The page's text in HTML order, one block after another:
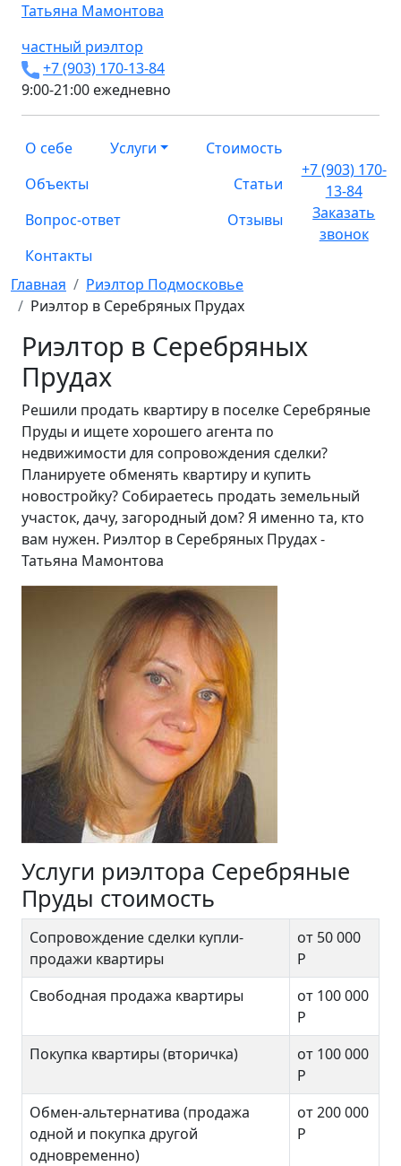
Татьяна Мамонтова
частный риэлтор
+7 (903) 170-13-84
9:00-21:00 ежедневно
О себе Услуги
Стоимость
Объекты
Статьи
Вопрос-ответ
Отзывы
Контакты
+7 (903) 170-
13-84
Заказать
звонок
Главная
Риэлтор Подмосковье
Риэлтор в Серебряных Прудах
Риэлтор в Серебряных
Прудах
Решили продать квартиру в поселке Серебряные
Пруды и ищете хорошего агента по
недвижимости для сопровождения сделки?
Планируете обменять квартиру и купить
новостройку? Собираетесь продать земельный
участок, дачу, загородный дом? Я именно та, кто
вам нужен. Риэлтор в Серебряных Прудах -
Татьяна Мамонтова
Услуги риэлтора Серебряные
Пруды стоимость
Сопровождение сделки купли-
продажи квартиры
от 50 000
Р
Свободная продажа квартиры
от 100 000
Р
Покупка квартиры (вторичка)
от 100 000
Р
Обмен-альтернатива (продажа
одной и покупка другой
одновременно)
от 200 000
Р